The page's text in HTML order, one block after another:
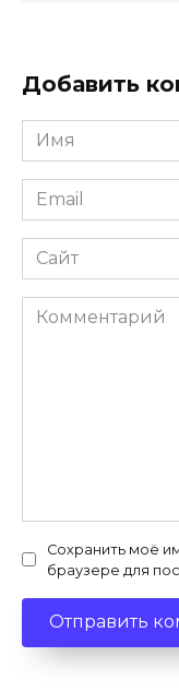
Добавить
Имя
*
Email
*
Сайт
Комментарий
Сохранить моё
браузере для